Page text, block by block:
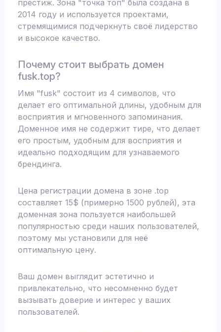
престиж. Зона "точка топ" была создана в
2014 году и используется проектами,
стремящимися подчеркнуть своё лидерство
и высокое качество.
Почему стоит выбрать домен
fusk.top?
Имя "fusk" состоит из 4 символов, что
делает его оптимальной длины, удобным для
восприятия и мгновенного запоминания.
Доменное имя не содержит тире, что делает
его простым, удобным для восприятия и
идеально подходящим для узнаваемого
брендинга.
Цена регистрации домена в зоне .top
составляет 15$ (примерно 1500 рублей), эта
доменная зона пользуется наибольшей
популярностью среди наших пользователей,
поэтому мы установили для неё
оптимальную цену.
Ваш домен выглядит эстетично и
привлекательно, что несомненно будет
вызывать доверие и интерес у ваших
пользователей.